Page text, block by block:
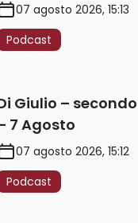
07 agosto 2026, 15:13
Podcast
Giulio –
7 Agosto
07 agosto 2026, 15:12
Podcast